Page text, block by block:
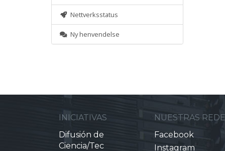
Nettverksstatus
Ny henvendelse
INICIATIVAS
Difusión de
Ciencia/Tec
NUESTRAS
Facebook
Instagram